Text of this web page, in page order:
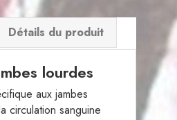
Détails du produit
lourdes
aux jambes
circulation sanguine